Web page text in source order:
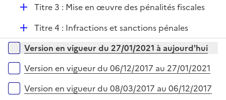
r
D
l
i
e
Titre 3 : Mise en œuvre des pénalités fiscales
D
é
p
l
i
e
Titre 4 : Infractions et sanctions pénales
Versions sur la période
Version en vigueur du 27/01/2021 à aujourd'hui
Version en vigueur du 06/12/2017 au 27/01/2021
Version en vigueur du 08/03/2017 au 06/12/2017